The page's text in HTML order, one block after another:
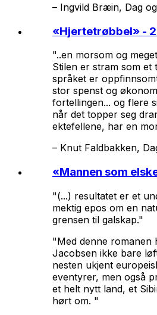
– Ingvild Bræin, Dag
«Hjertetrøbbel» -
"..en morsom og
Stilen er stram som et
språket er
stor spenst og
fortellingen... og flere
når det topper seg
ektefellene, har en
– Knut Faldbakken,
«Mannen som
"(...) resultatet er et
mektig epos om en
grensen til galskap."
"Med denne romanen
Jacobsen ikke bare
nesten ukjent
eventyrer, men også
et helt nytt land, et
hørt om. "